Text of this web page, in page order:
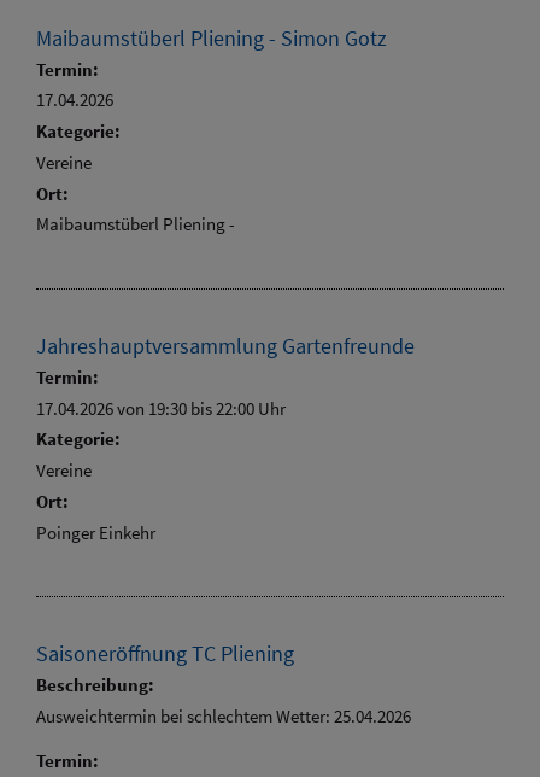
Maibaumstüberl Pliening - Simon Gotz
Termin:
17.04.2026
Kategorie:
Vereine
Ort:
Maibaumstüberl Pliening -
Jahreshauptversammlung Gartenfreunde
Termin:
17.04.2026 von 19:30 bis 22:00 Uhr
Kategorie:
Vereine
Ort:
Poinger Einkehr
Saisoneröffnung TC Pliening
Beschreibung:
Ausweichtermin bei schlechtem Wetter: 25.04.2026
Termin: